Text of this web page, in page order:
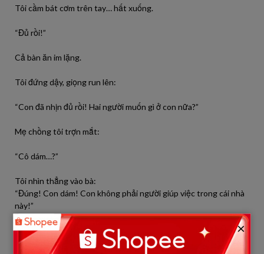
Tôi cầm bát cơm trên tay… hất xuống.
“Đủ rồi!”
Cả bàn ăn im lặng.
Tôi đứng dậy, giọng run lên:
“Con đã nhịn đủ rồi! Hai người muốn gì ở con nữa?”
Mẹ chồng tôi trợn mắt:
“Cô dám…?”
Tôi nhìn thẳng vào bà:
“Đúng! Con dám! Con không phải người giúp việc trong cái nhà
này!”
Bố chồng tôi đập bàn: ×